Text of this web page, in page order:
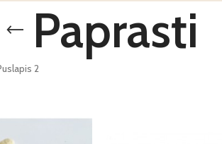
Paprasti
2